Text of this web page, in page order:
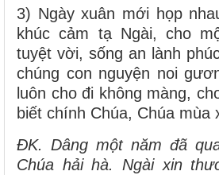
3) Ngày xuân mới họp
khúc cảm tạ Ngài, cho
tuyệt vời, sống an lành
chúng con nguyện noi
luôn cho đi không màng,
biết chính Chúa, Chúa mùa
ĐK. Dâng một năm đã
Chúa hải hà. Ngài xin